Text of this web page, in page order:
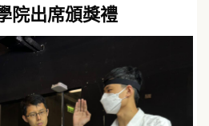
院出席頒獎禮